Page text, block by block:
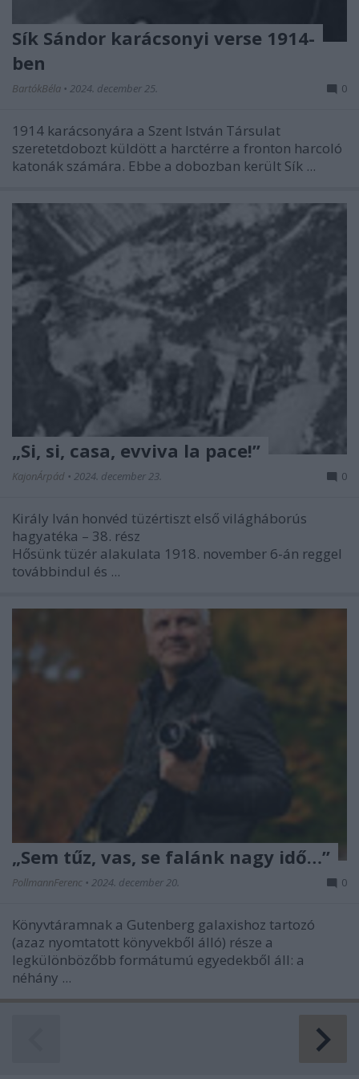
Sík Sándor karácsonyi verse 1914-
ben
BartókBéla • 2024. december 25. 0
1914 karácsonyára a Szent István Társulat
szeretetdobozt küldött a harctérre a fronton harcoló
katonák számára. Ebbe a dobozban került Sík ...
„Si, si, casa, evviva la pace!”
KajonÁrpád • 2024. december 23. 0
Király Iván honvéd tüzértiszt első világháborús
hagyatéka – 38. rész
Hősünk tüzér alakulata 1918. november 6-án reggel
továbbindul és ...
„Sem tűz, vas, se falánk nagy idő…”
PollmannFerenc • 2024. december 20. 0
Könyvtáramnak a Gutenberg galaxishoz tartozó
(azaz nyomtatott könyvekből álló) része a
legkülönbözőbb formátumú egyedekből áll: a
néhány ...